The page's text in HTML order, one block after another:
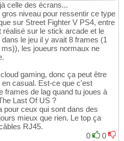
celle des écrans...
niveau pour ressentir ce type
sur Street Fighter V PS4, entre
réalisé sur le stick arcade et le
le jeu il y avait 8 frames (1
les joueurs normaux ne
gaming, donc ça peut être
casual. Est-ce que c'est
frames de lag quand tu joues à
Last Of US ?
pour ceux qui sont dans des
mieux que rien. Le top ça
RJ45.
0
0